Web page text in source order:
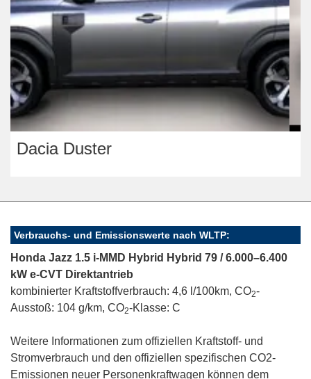
Jeep Avenger
Verbrauchs- und Emissionswerte nach WLTP:
Honda Jazz 1.5 i-MMD Hybrid Hybrid 79 / 6.000–6.400
kW e-CVT Direktantrieb
kombinierter Kraftstoffverbrauch: 4,6 l/100km, CO2-
Ausstoß: 104 g/km, CO2-Klasse: C
Weitere Informationen zum offiziellen Kraftstoff- und
Stromverbrauch und den offiziellen spezifischen CO2-
Emissionen neuer Personenkraftwagen können dem